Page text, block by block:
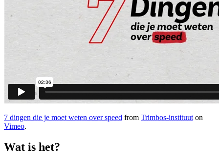
7 dingen die je moet weten over speed from Trimbos-instituut on
Vimeo.
Wat is het?